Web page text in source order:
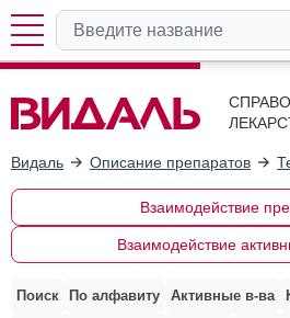
Видаль Описание препаратов
Взаимодействие
Взаимодействие
Поиск По алфавиту Активные в-ва